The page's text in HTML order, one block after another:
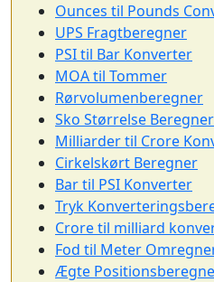
Ounces til Pounds
UPS Fragtberegner
PSI til Bar Konverter
MOA til Tommer
Rørvolumenberegner
Sko Størrelse Beregner
Milliarder til Crore
Cirkelskørt Beregner
Bar til PSI Konverter
Tryk
Crore til milliard
Fod til Meter
Ægte